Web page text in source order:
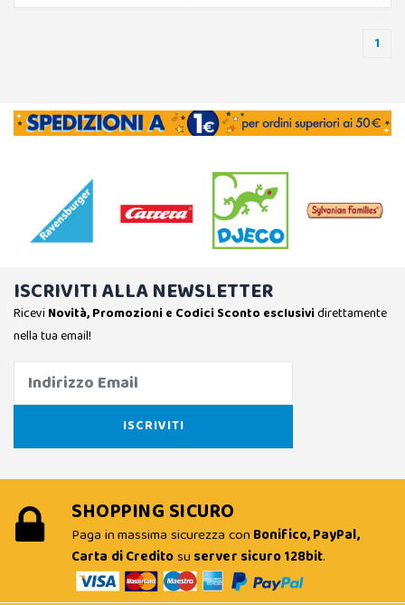
1
ISCRIVITI ALLA NEWSLETTER
Ricevi Novità, Promozioni e Codici Sconto esclusividirettamente
nella tua email!
SHOPPING SICURO
Paga in massima sicurezza con Bonifico, PayPal,
Carta di Creditosu server sicuro 128bit.